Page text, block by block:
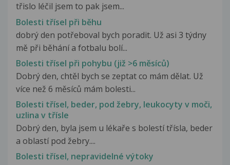
třislo léčil jsem to pak jsem...
Bolesti třísel při běhu
dobrý den potřeboval bych poradit. Už asi 3 týdny
mě při běhání a fotbalu bolí...
Bolesti třísel při pohybu (již >6 měsíců)
Dobrý den, chtěl bych se zeptat co mám dělat. Už
více než 6 měsíců mám bolesti...
Bolesti třísel, beder, pod žebry, leukocyty v moči,
uzlina v třísle
Dobrý den, byla jsem u lékaře s bolestí třísla, beder
a oblastí pod žebry....
Bolesti třísel, nepravidelné výtoky